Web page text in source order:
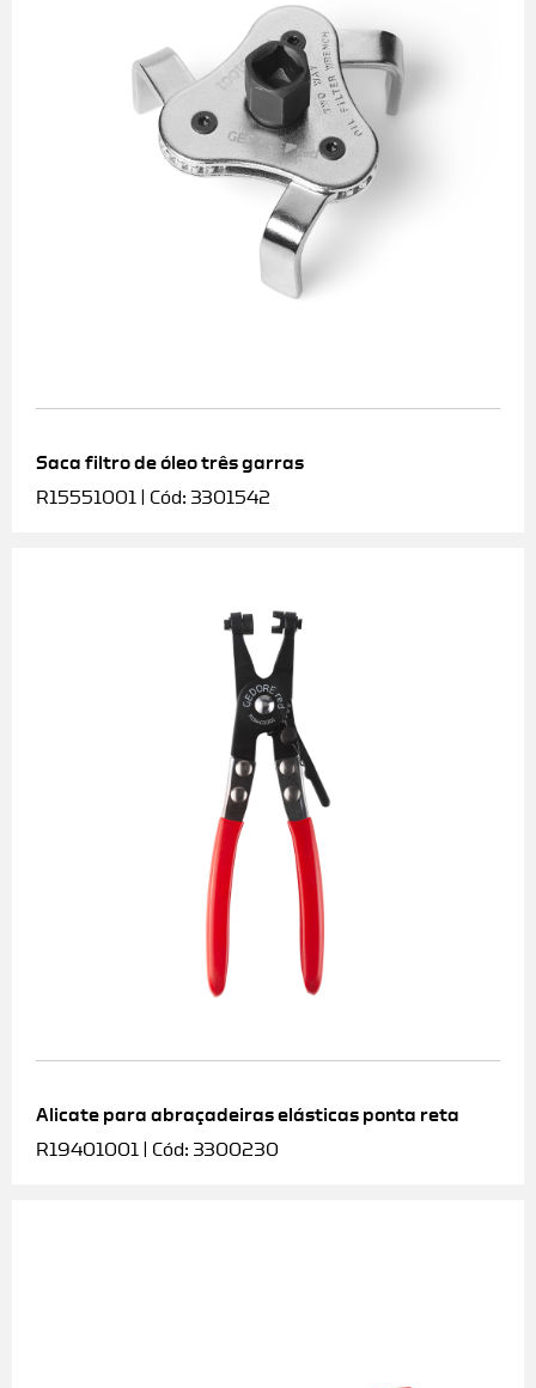
Saca filtro de óleo três garras
R15551001 | Cód: 3301542
Alicate para abraçadeiras elásticas ponta reta
R19401001 | Cód: 3300230